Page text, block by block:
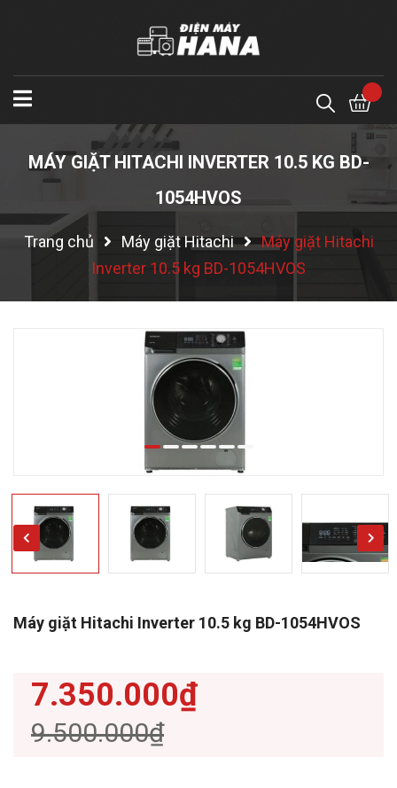
MÁY GIẶT HITACHI INVERTER 10.5 KG BD-
1054HVOS
Trang chủ Máy giặt Hitachi
Máy giặt Hitachi
Inverter 10.5 kg BD-1054HVOS
Máy giặt Hitachi Inverter 10.5 kg BD-1054HVOS
7.350.000₫
9.500.000₫